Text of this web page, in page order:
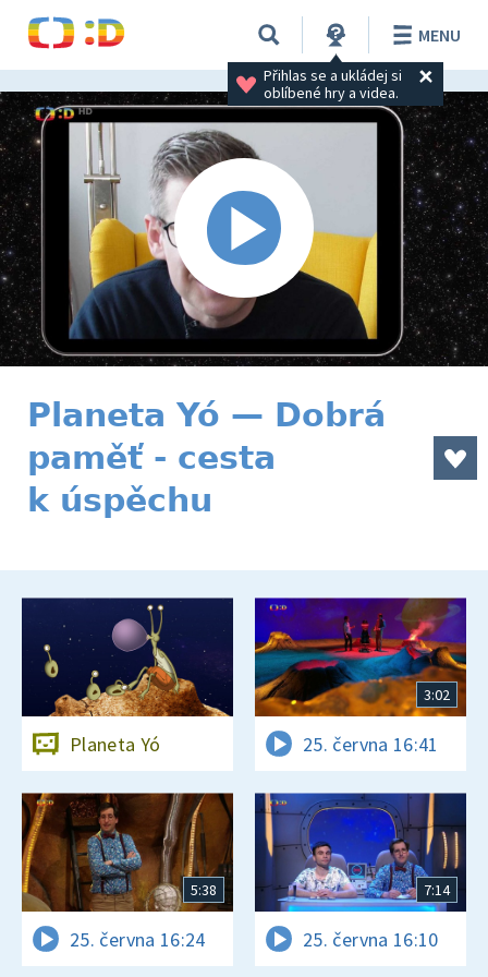
Přihlas se a ukládej si
oblíbené hry a videa.
MENU
Planeta Yó — Dobrá
paměť - cesta
k úspěchu
Planeta Yó
3:02
25. června 16:41
5:38
25. června 16:24
7:14
25. června 16:10